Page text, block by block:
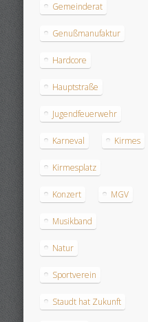
Gemeinderat
Genußmanufaktur
Hardcore
Hauptstraße
Jugendfeuerwehr
Karneval Kirmes
Kirmesplatz
Konzert MGV
Musikband
Natur
Sportverein
Staudt hat Zukunft